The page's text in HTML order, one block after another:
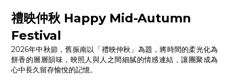
禮映仲秋 Happy Mid-Autumn
Festival
2026年中秋節，舊振南以「禮映仲秋」為題，將時間的柔光化為
餅香的層層韻味，映照人與人之間細膩的情感連結，讓團聚成為
心中長久留存愉悅的記憶。